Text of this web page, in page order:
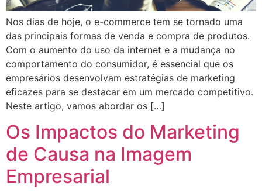
Nos dias de hoje, o e-commerce tem se tornado uma
das principais formas de venda e compra de produtos.
Com o aumento do uso da internet e a mudança no
comportamento do consumidor, é essencial que os
empresários desenvolvam estratégias de marketing
eficazes para se destacar em um mercado competitivo.
Neste artigo, vamos abordar os […]
Os Impactos do Marketing
de Causa na Imagem
Empresarial